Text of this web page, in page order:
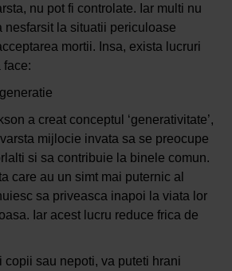
nu pot fi controlate. Iar multi nu
nesfarsit la situatii periculoase
mortii. Insa, exista lucruri
face:
a creat conceptul ‘generativitate’,
mijlocie invata sa se preocupe
si sa contribuie la binele comun.
care au un simt mai puternic al
sa priveasca inapoi la viata lor
Iar acest lucru reduce frica de
copii sau nepoti, va puteti hrani